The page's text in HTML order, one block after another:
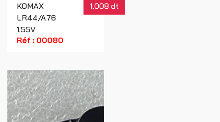
KOMAX
LR44/A76
1.55V
1,008 dt
Réf : 00080